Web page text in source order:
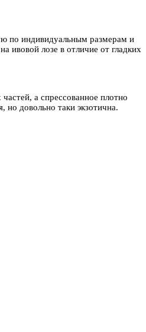
по индивидуальным размерам и
ивовой лозе в отличие от гладких
а спрессованное плотно
но довольно таки экзотична.